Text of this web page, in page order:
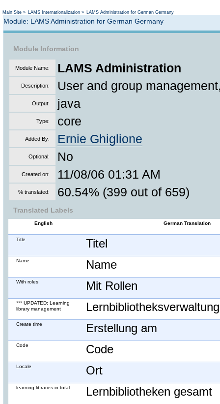
Main Site » LAMS Internationalization » LAMS Administration for German Germany
Module: LAMS Administration for German Germany
Module Information
Module Name: LAMS Administration
Description: User and group
Output: java
Type: core
Added By: Ernie Ghiglione
Optional: No
Created on: 11/08/06 01:31 AM
% translated: 60.54% (399 out of 659)
Translated Labels
English German Translation
Title Titel
Name Name
With roles Mit Rollen
*** UPDATED: Learning
library management
Lernbibliotheksverwaltung
Create time Erstellung am
Code Code
Locale Ort
learning libraries in total Lernbibliotheken gesamt